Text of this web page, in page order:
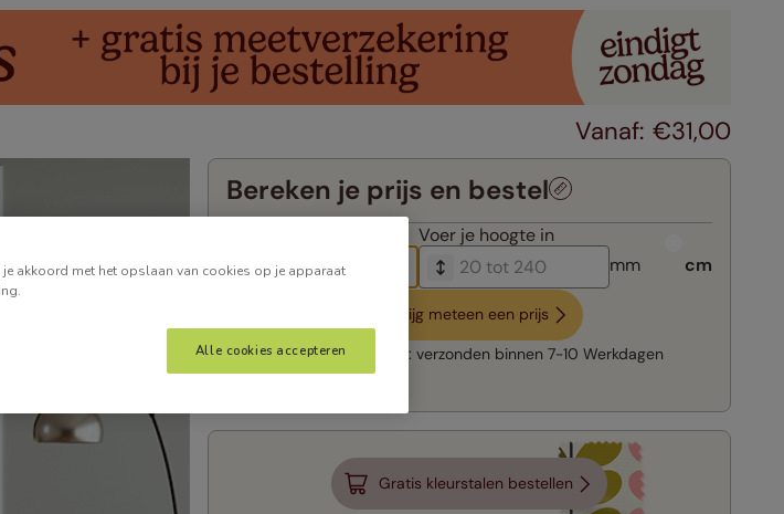
€31,00
Bereken je prijs en bestel
Voer je hoogte in
mm
cm
Krijg meteen een prijs
Snelle levering: verzonden binnen 7-10 Werkdagen
Gratis kleurstalen bestellen
akkoord met het opslaan van cookies op je apparaat
Alle cookies accepteren